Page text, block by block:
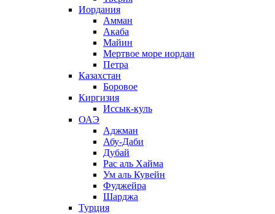
Иордания
Амман
Акаба
Майин
Мертвое море иордан
Петра
Казахстан
Боровое
Киргизия
Иссык-куль
ОАЭ
Аджман
Абу-Даби
Дубай
Рас аль Хайма
Ум аль Кувейн
Фуджейра
Шарджа
Турция